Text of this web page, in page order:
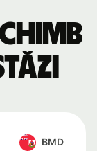
BMD